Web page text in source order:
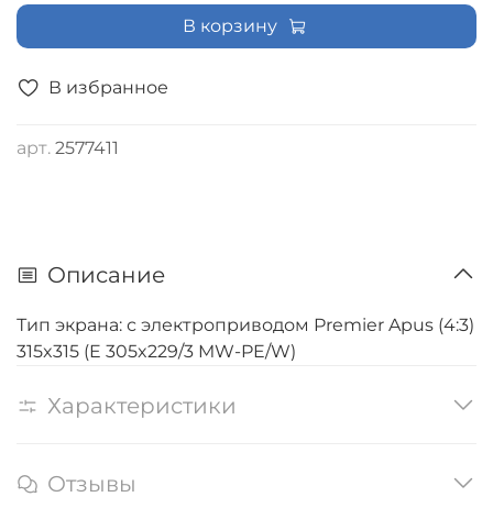
В избранное
арт. 2577411
В корзину
Описание
Тип экрана: с электроприводом Premier Apus (4:3)
315x315 (E 305x229/3 MW-PE/W)
Характеристики
Отзывы